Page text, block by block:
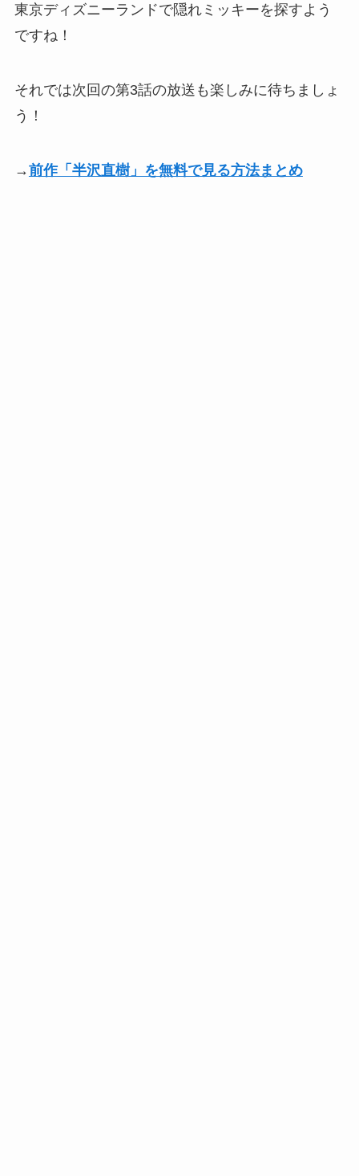
東京ディズニーランドで隠れミッキーを探すよう
ですね！
それでは次回の第3話の放送も楽しみに待ちましょ
う！
→前作「半沢直樹」を無料で見る方法まとめ